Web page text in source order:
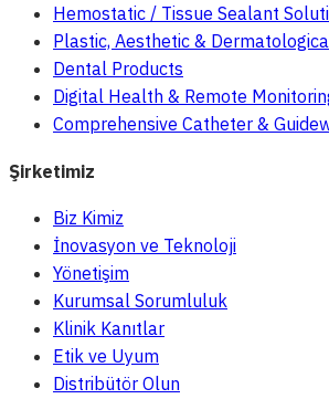
Hemostatic / Tissue Sealant
Plastic, Aesthetic &
Dental Products
Digital Health & Remote
Comprehensive Catheter &
Şirketimiz
Biz Kimiz
İnovasyon ve Teknoloji
Yönetişim
Kurumsal Sorumluluk
Klinik Kanıtlar
Etik ve Uyum
Distribütör Olun